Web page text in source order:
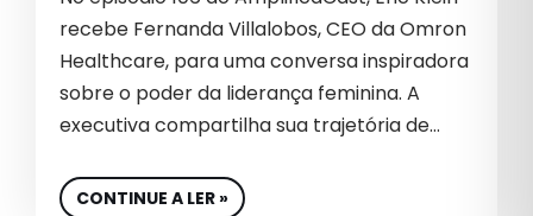
CRESCIMENTO
CRESCIMENTO PARA EMPRESAS
CRIAÇÃO DE CONTEÚDO
CULTURA
recebe Fernanda Villalobos, CEO da Omron
Healthcare, para uma conversa inspiradora
sobre o poder da liderança feminina. A
executiva compartilha sua trajetória de…
CONTINUE A LER »